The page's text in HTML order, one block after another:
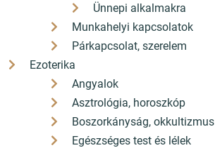
Ünnepi alkalmakra
Munkahelyi kapcsolatok
Párkapcsolat, szerelem
Ezoterika
Angyalok
Asztrológia, horoszkóp
Boszorkányság, okkultizmus
Egészséges test és lélek